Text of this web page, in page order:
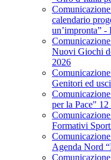
calendario
un’impronta” -
Nuovi Giochi
2026
Genitori ed
per la Pace"
Formativi
Agenda Nord